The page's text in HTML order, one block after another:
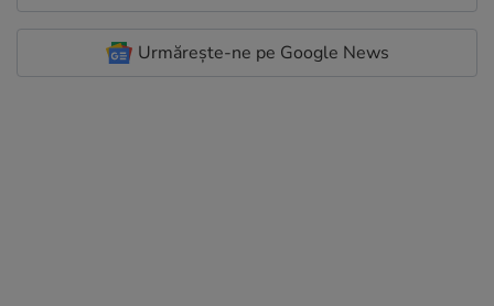
Urmărește-ne pe Google News